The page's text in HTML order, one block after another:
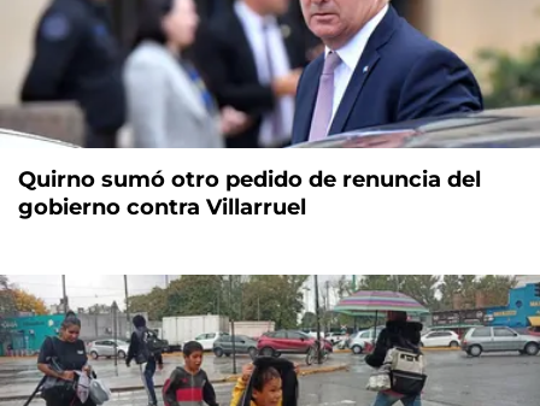
Quirno sumó otro pedido de renuncia del
gobierno contra Villarruel